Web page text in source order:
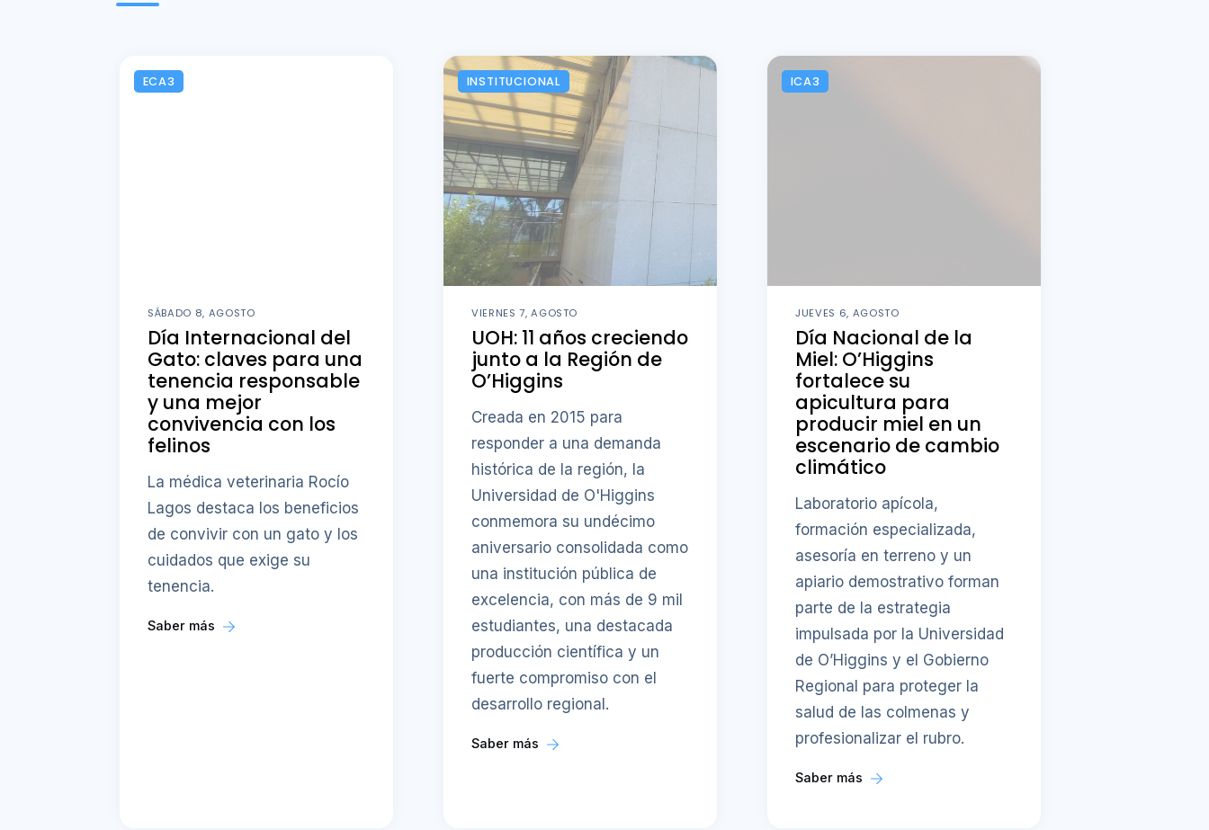
ECA3
SÁBADO 8, AGOSTO
Día Internacional del
Gato: claves para una
tenencia responsable
y una mejor
convivencia con los
felinos
La médica veterinaria Rocío
Lagos destaca los beneficios
de convivir con un gato y los
cuidados que exige su
tenencia.
Saber más
INSTITUCIONAL
VIERNES 7, AGOSTO
UOH: 11 años creciendo
junto a la Región de
O’Higgins
Creada en 2015 para
responder a una demanda
histórica de la región, la
Universidad de O'Higgins
conmemora su undécimo
aniversario consolidada como
una institución pública de
excelencia, con más de 9 mil
estudiantes, una destacada
producción científica y un
fuerte compromiso con el
desarrollo regional.
Saber más
ICA3
JUEVES 6, AGOSTO
Día Nacional de la
Miel: O’Higgins
fortalece su
apicultura para
producir miel en un
escenario de cambio
climático
Laboratorio apícola,
formación especializada,
asesoría en terreno y un
apiario demostrativo forman
parte de la estrategia
impulsada por la Universidad
de O’Higgins y el Gobierno
Regional para proteger la
salud de las colmenas y
profesionalizar el rubro.
Saber más